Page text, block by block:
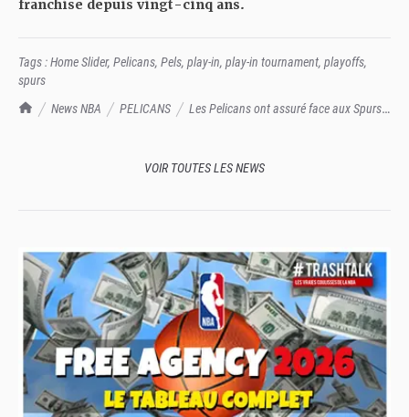
TrashTalk Actu NBA
News NBA PELICANS
Les Pelicans ont assuré face aux Spurs,
franchise depuis vingt-cinq ans.
Tags :Home Slider, Pelicans, Pels, play-in, play-in tournament, playoffs,
spurs
VOIR TOUTES LES NEWS